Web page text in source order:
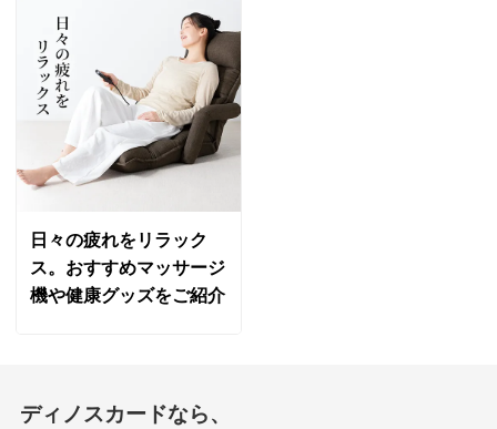
ガードルのように、締め付けるイメージでしたが、程よ
く締め付けがあり気に入ってます。股上が高いので、ゴ
ムが丸くならないかと心配でしたが全然そんな心配もあ
りません。
2024/09/27
パステルケイ Ｌ
東京都 60代以上女性
い事と、程よいサポート力があり結局これに戻ってしま
日々の疲れをリラック
ス。おすすめマッサージ
機や健康グッズをご紹介
ディノスカードなら、